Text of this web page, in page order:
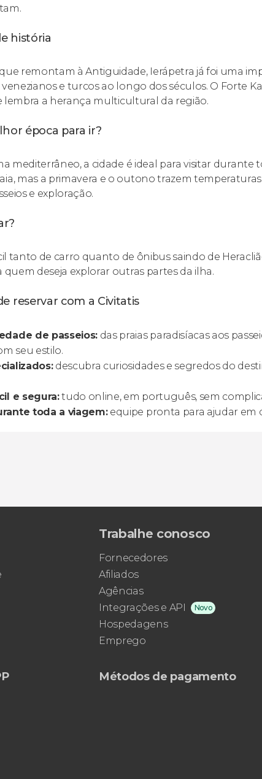
história
remontam à Antiguidade, Ierápetra já foi uma
e turcos ao longo dos séculos. O Forte
lembra a herança multicultural da região.
época para ir?
mediterrâneo, a cidade é ideal para visitar durante
mas a primavera e o outono trazem
e exploração.
tanto de carro quanto de ônibus saindo de
quem deseja explorar outras partes da ilha.
reservar com a Civitatis
de passeios: das praias paradisíacas aos
seu estilo.
descubra curiosidades e segredos do
e segura:tudo online, em português, sem
toda a viagem:equipe pronta para ajudar
Trabalhe conosco
Fornecedores
Afiliados
Agências
Integrações e API
Novo
Hospedagens
Emprego
Métodos de pagamento